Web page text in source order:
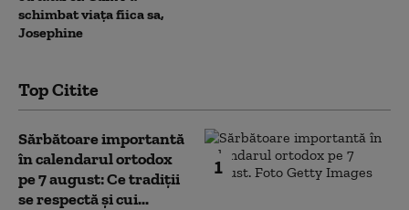
schimbat viața fiica sa,
Josephine
Top Citite
1
Sărbătoare importantă
în calendarul ortodox
pe 7 august: Ce tradiții
se respectă și cui...